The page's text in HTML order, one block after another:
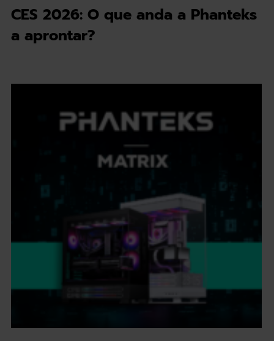
CES 2026: O que anda a Phanteks
a aprontar?